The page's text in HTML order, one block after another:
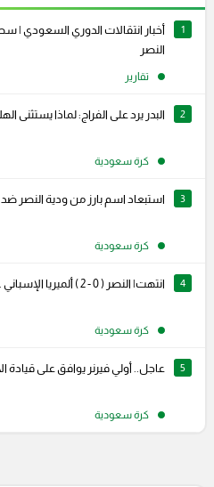
1
أخبار انتقالات الدوري السعودي |
النصر
تقارير
2 البدر يرد على الفراج: لماذا يستثنى
كرة سعودية
3 استبعاد اسم بارز من ودية النصر ضد
كرة سعودية
4 انتهت| النصر ( 0 - 2 ) ألميريا الإسباني .. مباراة ودية
كرة سعودية
5 عاجل.. أولي فيرنر يوافق على قيادة
كرة سعودية